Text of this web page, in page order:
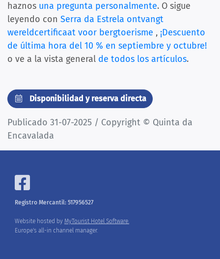
haznos una pregunta personalmente. O sigue
leyendo con Serra da Estrela ontvangt
wereldcertificaat voor bergtoerisme , ¡Descuento
de última hora del 10 % en septiembre y octubre!
o ve a la vista general de todos los artículos.
Disponibilidad y reserva directa
Publicado 31-07-2025 / Copyright © Quinta da
Encavalada
Registro Mercantil: 517956527
Website hosted by MyTourist Hotel Software.
Europe's all-in channel manager.